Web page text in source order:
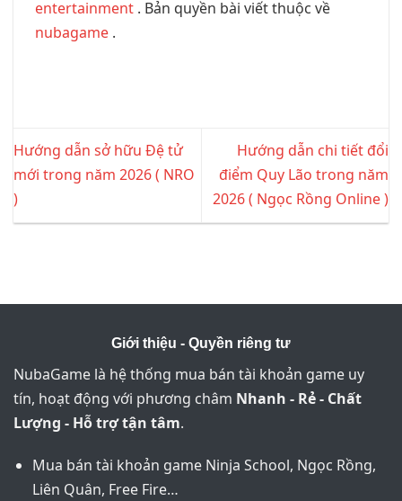
entertainment . Bản quyền bài viết thuộc về
nubagame .
Hướng dẫn sở hữu Đệ tử
mới trong năm 2026 ( NRO
)
Hướng dẫn chi tiết đổi
điểm Quy Lão trong năm
2026 ( Ngọc Rồng Online )
Giới thiệu - Quyền riêng tư
NubaGame là hệ thống mua bán tài khoản game uy
tín, hoạt động với phương châm Nhanh - Rẻ - Chất
Lượng - Hỗ trợ tận tâm.
Mua bán tài khoản game Ninja School, Ngọc Rồng,
Liên Quân, Free Fire…